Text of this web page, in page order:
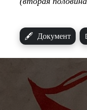
🖋 Документ